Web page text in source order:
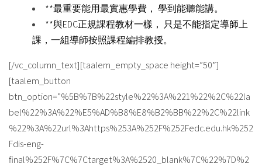
**最重要能用最實惠學費， 學到能聽能講。
**與EDC正規課程教材一樣， 只是不能指定導師上
課，一組導師按照課程編排教授。
[/vc_column_text][taalem_empty_space height=”50″]
[taalem_button
btn_option=”%5B%7B%22style%22%3A%221%22%2C%22la
bel%22%3A%22%E5%AD%B8%E8%B2%BB%22%2C%22link
%22%3A%22url%3Ahttps%253A%252F%252Fedc.edu.hk%252
Fdis-eng-
final%252F%7C%7Ctarget%3A%2520_blank%7C%22%7D%2